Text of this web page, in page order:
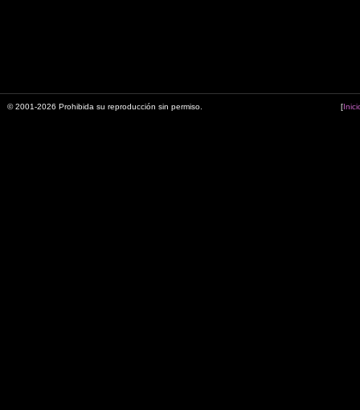
© 2001-2026 Prohibida su reproducción sin permiso. [